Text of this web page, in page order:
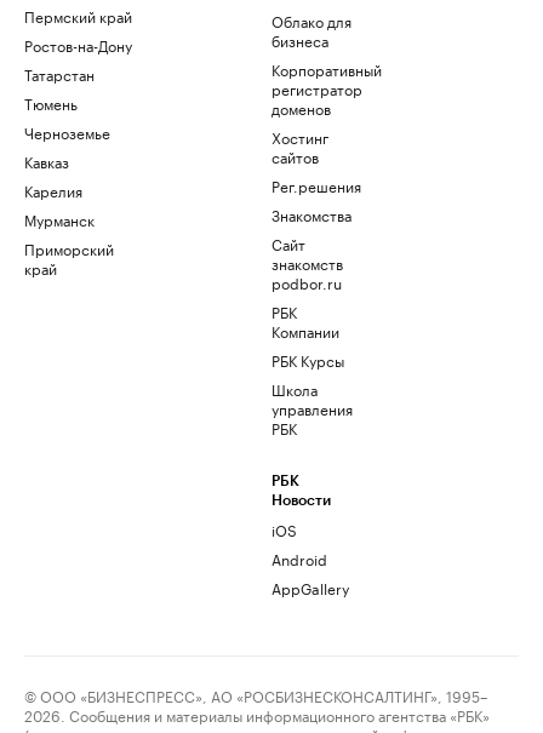
Пермский край
Ростов-на-Дону
Татарстан
Тюмень
Черноземье
Кавказ
Карелия
Мурманск
Приморский
край
Облако для
бизнеса
Корпоративный
регистратор
доменов
Хостинг
сайтов
Рег.решения
Знакомства
Сайт
знакомств
podbor.ru
РБК
Компании
РБК Курсы
Школа
управления
РБК
РБК
Новости
iOS
Android
AppGallery
© ООО «БИЗНЕСПРЕСС», АО «РОСБИЗНЕСКОНСАЛТИНГ», 1995–
2026. Сообщения и материалы информационного агентства «РБК»